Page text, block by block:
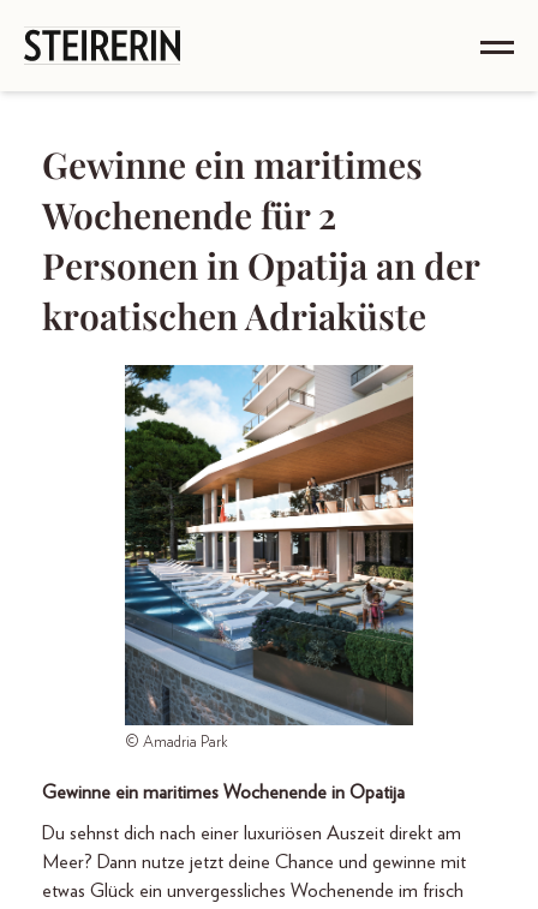
Gewinne ein maritimes
Wochenende für 2
Personen in Opatija an der
kroatischen Adriaküste
© Amadria Park
Gewinne ein maritimes Wochenende in Opatija
Du sehnst dich nach einer luxuriösen Auszeit direkt am
Meer? Dann nutze jetzt deine Chance und gewinne mit
etwas Glück ein unvergessliches Wochenende im frisch